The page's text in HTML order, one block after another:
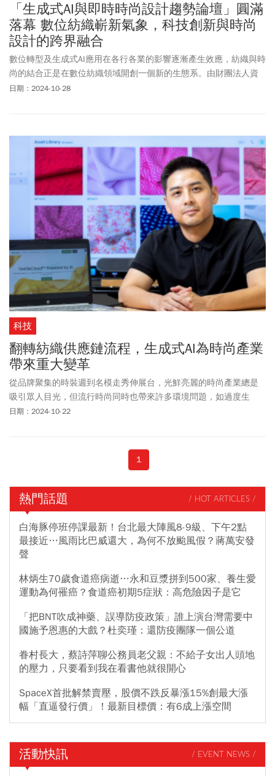
「生成式AI與即時時尚設計趨勢論壇」圓滿
落幕 數位紡織嶄新氣象，科技創新與時尚
設計的跨界融合
數位轉型及生成式AI應用在各行各業的影響逐漸產生效應，紡織與時
尚的結合正是在數位紡織領域開創一個新的生態系。由財團法人資
訊工業策進會及財團法人紡織產業綜合研究所共同主辦、臺灣通用
牌、科技和創新領域的專家、設計師及學者們的踴躍參與。論壇聚
焦於生成式AI技術如何改變當代時尚產業的創作流程，並探討即時設
計對未來時尚趨勢的深遠影響。
日期：2024-10-28
科技
翻轉紡織供應鏈流程，生成式AI為時尚產業
帶來重大變革
從品牌聚集的時裝週到名模走秀伸展台，光鮮亮麗的時尚產業總是
吸引眾人目光，但流行時尚同時也帶來許多環境問題，如過度生
產、資源浪費與環境污染等。面對這些挑戰，人工智慧（AI）的崛起
日期：2024-10-22
1
熱門話題 / HOT ARTICLES /
白海豚停班停課最新！台北最大陣風8-9級、下午2點
最接近…風雨比巴威還大，為何不放颱風假？蔣萬安發
聲
林炳生70歲食道癌病逝…永和豆漿拼到500家、養生愛
運動為何罹癌？食道癌初期5症狀：高危險因子是它
「把BNT吹成神藥、誤導防疫政策」誰上演台灣需要中
國施予恩惠的大戲？杜奕瑾：還防疫團隊一個公道
眷村長大，蔡詩萍聊公務員老父親：不給子女出人頭地
的壓力，只要看到我在看書他就很開心
SpaceX首批解禁賣壓，股價不跌反暴漲15%創最大漲
幅「直逼發行價」！最新目標價：有6成上漲空間
活動快訊 / EVENT NEWS /